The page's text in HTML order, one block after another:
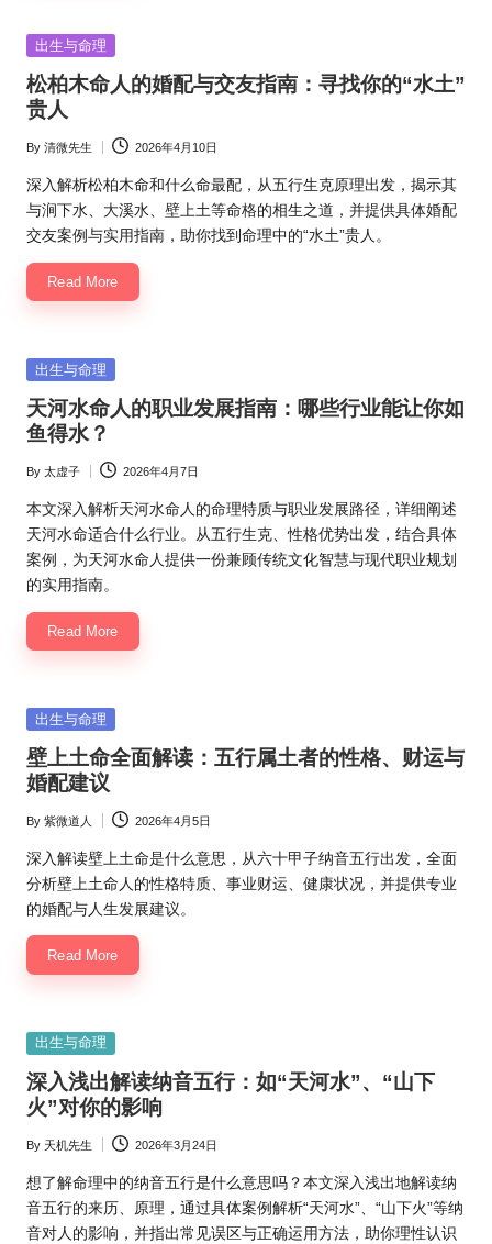
Posted
出生与命理
松柏木命人的婚配与交友指南：寻找你的“水土”
贵人
Posted
by
By 清微先生 2026年4月10日
深入解析松柏木命和什么命最配，从五行生克原理出发，揭示其
与涧下水、大溪水、壁上土等命格的相生之道，并提供具体婚配
交友案例与实用指南，助你找到命理中的“水土”贵人。
Read More
Posted
出生与命理
天河水命人的职业发展指南：哪些行业能让你如
鱼得水？
Posted
by
By 太虚子 2026年4月7日
本文深入解析天河水命人的命理特质与职业发展路径，详细阐述
天河水命适合什么行业。从五行生克、性格优势出发，结合具体
案例，为天河水命人提供一份兼顾传统文化智慧与现代职业规划
的实用指南。
Read More
Posted
出生与命理
壁上土命全面解读：五行属土者的性格、财运与
婚配建议
Posted
by
By 紫微道人 2026年4月5日
深入解读壁上土命是什么意思，从六十甲子纳音五行出发，全面
分析壁上土命人的性格特质、事业财运、健康状况，并提供专业
的婚配与人生发展建议。
Read More
Posted
出生与命理
深入浅出解读纳音五行：如“天河水”、“山下
火”对你的影响
Posted
by
By 天机先生 2026年3月24日
想了解命理中的纳音五行是什么意思吗？本文深入浅出地解读纳
音五行的来历、原理，通过具体案例解析“天河水”、“山下火”等纳
音对人的影响，并指出常见误区与正确运用方法，助你理性认识